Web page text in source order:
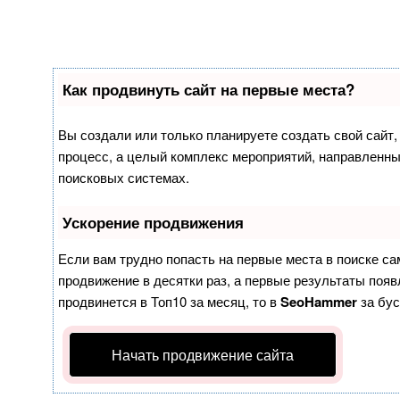
Как продвинуть сайт на первые места?
Вы создали или только планируете создать свой
процесс, а целый комплекс мероприятий,
поисковых системах.
Ускорение продвижения
Если вам трудно попасть на первые места в поиске
продвижение в десятки раз, а первые результаты
продвинется в Топ10 за месяц, то вSeoHammerза
Начать продвижение сайта